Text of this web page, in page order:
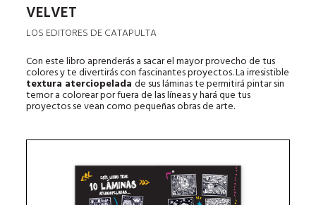
VELVET
LOS EDITORES DE CATAPULTA
Con este libro aprenderás a sacar el mayor provecho de tus
colores y te divertirás con fascinantes proyectos. La irresistible
textura aterciopeladade sus láminas te permitirá pintar sin
temor a colorear por fuera de las líneas y hará que tus
proyectos se vean como pequeñas obras de arte.